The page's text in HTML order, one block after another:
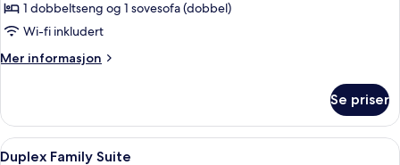
View
1 dobbeltseng og 1 sovesofa (dobbel)
Wi-fi inkludert
Mer informasjon
Mer
Suite
Sea
View
Se priser
Åpne
Duplex Family Suite | Sengetøy av
5
Duplex Family Suite